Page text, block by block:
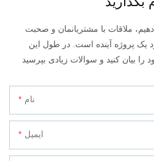
ملاقات با مشتریانمان و صحبت
یک پروژه آینده است. در طول این
نام
ایمیل